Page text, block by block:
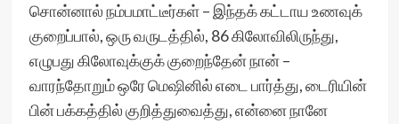
சொன்னால் நம்பமாட்டீர்கள் – இந்தக் கட்டாய உணவுக்
குறைப்பால், ஒரு வருடத்தில், 86 கிலோவிலிருந்து,
எழுபது கிலோவுக்குக் குறைந்தேன் நான் –
வாரந்தோறும் ஒரே மெஷினில் எடை பார்த்து, டைரியின்
பின் பக்கத்தில் குறித்துவைத்து, என்னை நானே